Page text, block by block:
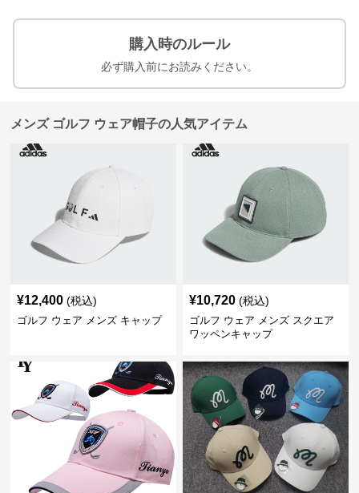
購入時のルール
必ず購入前にお読みください。
メンズ ゴルフ ウェア帽子の人気アイテム
¥12,400 (税込)
ゴルフ ウェア メンズ キャップ
¥10,720 (税込)
ゴルフ ウェア メンズ スクエア
ワッペンキャップ